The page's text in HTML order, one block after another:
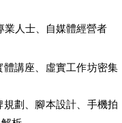
業人士、自媒體經營者
講座、虛實工作坊密集
劃、腳本設計、手機拍